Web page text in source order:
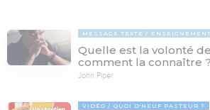
MESSAGE TEXTE
Quelle est la volonté
comment la connaître ?
John Piper
VIDÉO QUOI D'NEUF PASTEUR ?